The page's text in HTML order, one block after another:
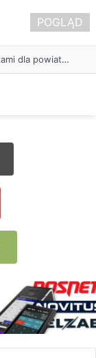
Ostrzeżenie drugiego stopnia przed burzami dla powiatu radomszczańskiego
POGLĄD